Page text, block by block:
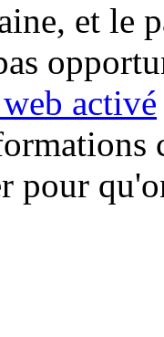
et le
activé
pour